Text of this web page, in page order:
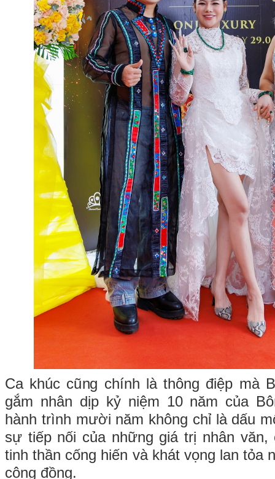
Ca khúc cũng chính là thông điệp mà
gắm nhân dịp kỷ niệm 10 năm của
hành trình mười năm không chỉ là dấu
sự tiếp nối của những giá trị nhân văn,
tinh thần cống hiến và khát vọng lan tỏa
cộng đồng.